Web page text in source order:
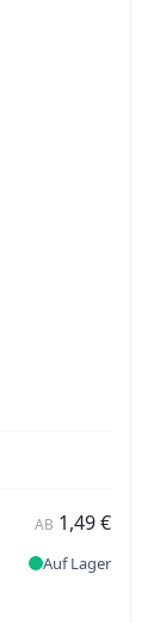
AB 1,49 €
Auf Lager